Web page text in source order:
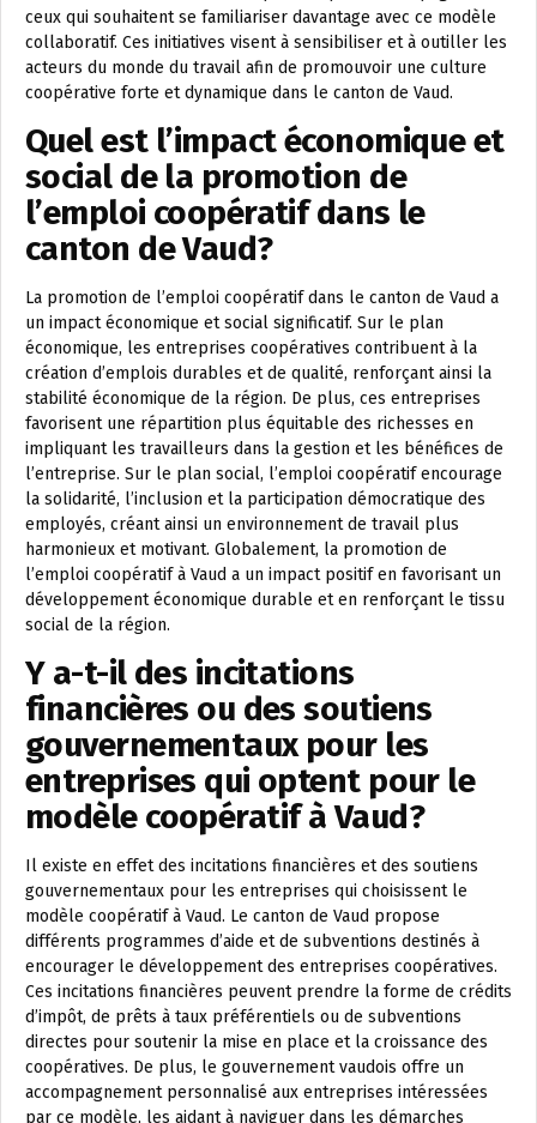
ceux qui souhaitent se familiariser davantage avec ce modèle
collaboratif. Ces initiatives visent à sensibiliser et à outiller les
acteurs du monde du travail afin de promouvoir une culture
coopérative forte et dynamique dans le canton de Vaud.
Quel est l’impact économique et
social de la promotion de
l’emploi coopératif dans le
canton de Vaud?
La promotion de l’emploi coopératif dans le canton de Vaud a
un impact économique et social significatif. Sur le plan
économique, les entreprises coopératives contribuent à la
création d’emplois durables et de qualité, renforçant ainsi la
stabilité économique de la région. De plus, ces entreprises
favorisent une répartition plus équitable des richesses en
impliquant les travailleurs dans la gestion et les bénéfices de
l’entreprise. Sur le plan social, l’emploi coopératif encourage
la solidarité, l’inclusion et la participation démocratique des
employés, créant ainsi un environnement de travail plus
harmonieux et motivant. Globalement, la promotion de
l’emploi coopératif à Vaud a un impact positif en favorisant un
développement économique durable et en renforçant le tissu
social de la région.
Y a-t-il des incitations
financières ou des soutiens
gouvernementaux pour les
entreprises qui optent pour le
modèle coopératif à Vaud?
Il existe en effet des incitations financières et des soutiens
gouvernementaux pour les entreprises qui choisissent le
modèle coopératif à Vaud. Le canton de Vaud propose
différents programmes d’aide et de subventions destinés à
encourager le développement des entreprises coopératives.
Ces incitations financières peuvent prendre la forme de crédits
d’impôt, de prêts à taux préférentiels ou de subventions
directes pour soutenir la mise en place et la croissance des
coopératives. De plus, le gouvernement vaudois offre un
accompagnement personnalisé aux entreprises intéressées
par ce modèle, les aidant à naviguer dans les démarches